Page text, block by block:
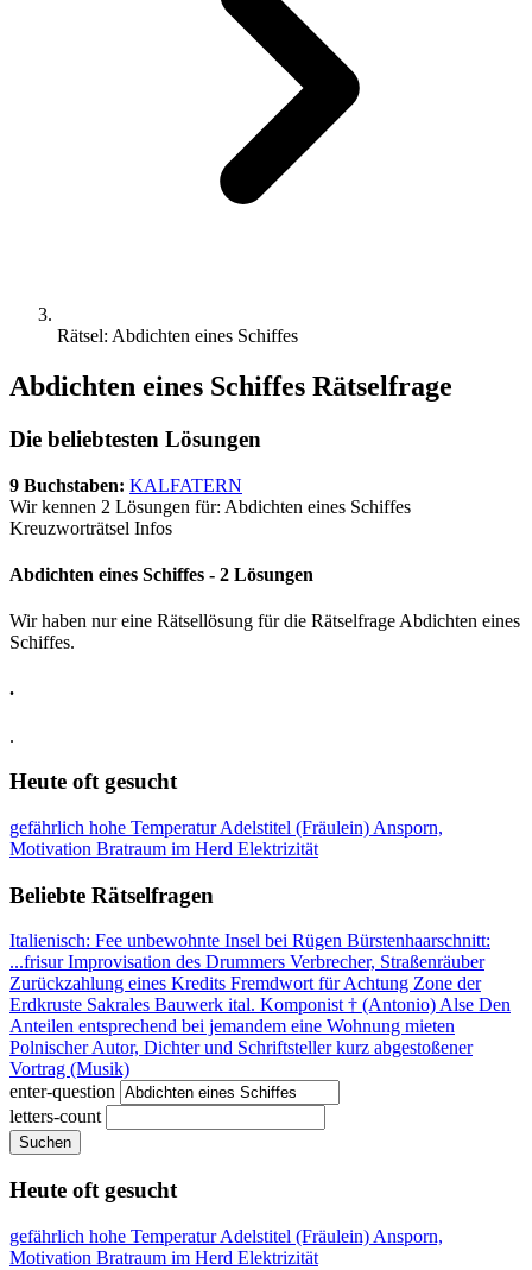
Rätsel: Abdichten eines Schiffes
Abdichten eines Schiffes Rätselfrage
Die beliebtesten Lösungen
9 Buchstaben: KALFATERN
Wir kennen 2 Lösungen für: Abdichten eines Schiffes
Kreuzworträtsel Infos
Abdichten eines Schiffes - 2 Lösungen
Wir haben nur eine Rätsellösung für die Rätselfrage Abdichten eines
Schiffes.
.
.
Heute oft gesucht
gefährlich hohe TemperaturAdelstitel (Fräulein) Ansporn,
Motivation Bratraum im Herd Elektrizität
Beliebte Rätselfragen
Italienisch: Fee unbewohnte Insel bei Rügen Bürstenhaarschnitt:
...frisurImprovisation des Drummers Verbrecher, Straßenräuber
Zurückzahlung eines Kredits Fremdwort für Achtung Zone der
Erdkruste Sakrales Bauwerk ital. Komponist † (Antonio)Alse Den
Anteilen entsprechend bei jemandem eine Wohnung mieten
Polnischer Autor, Dichter und Schriftstellerkurz abgestoßener
Vortrag (Musik)
enter-question
letters-count
Suchen
Heute oft gesucht
gefährlich hohe TemperaturAdelstitel (Fräulein) Ansporn,
Motivation Bratraum im Herd Elektrizität